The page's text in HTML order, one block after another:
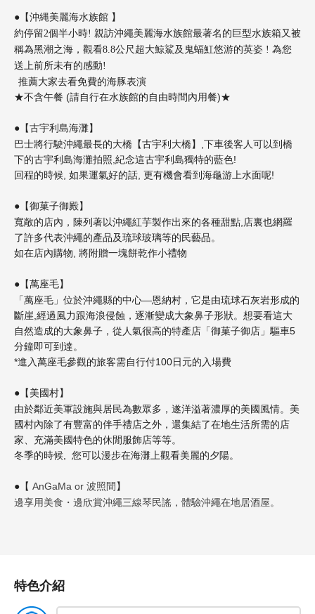
●【沖縄美麗海水族館 】
約停留2個半小時! 親訪沖繩美麗海水族館最著名的巨型水族箱又被
稱為黑潮之海，觀看8.8公尺超大鯨鯊及鬼蝠魟悠游的英姿 ! 為您
送上前所未有的感動!
推薦大家去看免費的海豚表演
★不含午餐 (請自行在水族館的自由時間內用餐)★
● 【古宇利島海灘】
巴士將行駛沖繩最長的大橋【古宇利大橋】,下車後客人可以到橋
下的古宇利島海灘拍照,紀念這古宇利島獨特的藍色!
回程的時候, 如果運氣好的話, 更有機會看到海龜游上水面呢!
● 【御菓子御殿】
寬敞的店內，陳列著以沖繩紅芋製作出來的各種甜點,店裏也網羅
了許多代表沖繩的產品及琉球玻璃等的民藝品。
如在店內購物, 將附贈一塊餅乾作小禮物
● 【萬座毛】
「萬座毛」位於沖繩縣的中心—恩納村，它是由琉球石灰岩形成的
斷崖,經過風力跟海浪侵蝕，逐漸變成大象鼻子形狀。想要看這大
自然造成的大象鼻子，從人氣很高的特產店「御菓子御店」驅車5
分鐘即可到達。
*進入萬座毛參觀的旅客需自行付100日元的入場費
● 【美國村】
由於鄰近美軍設施與居民為數眾多，遂洋溢著濃厚的美國風情。美
國村內除了有豐富的伴手禮店之外，還集結了在地生活所需的店
家、充滿美國特色的休閒服飾店等等。
冬季的時候, 您可以漫步在海灘上觀看美麗的夕陽。
● 【 AnGaMa or 波照間 】
邊享用美食・邊欣賞沖繩三線琴民謠，體驗沖繩在地居酒屋。
特色介紹